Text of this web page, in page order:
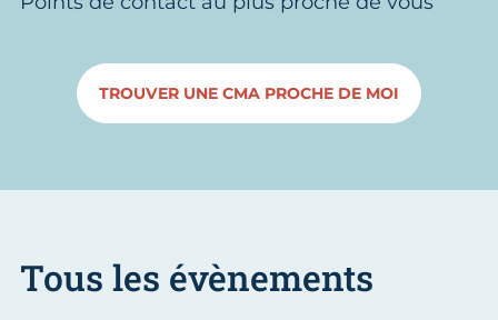
TROUVER UNE CMA PROCHE DE MOI
Tous les évènements